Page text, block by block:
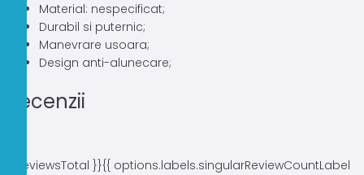
Material: nespecificat;
Durabil si puternic;
Manevrare usoara;
Design anti-alunecare;
Recenzii
{{ reviewsTotal }}{{ options.labels.singularReviewCountLabel